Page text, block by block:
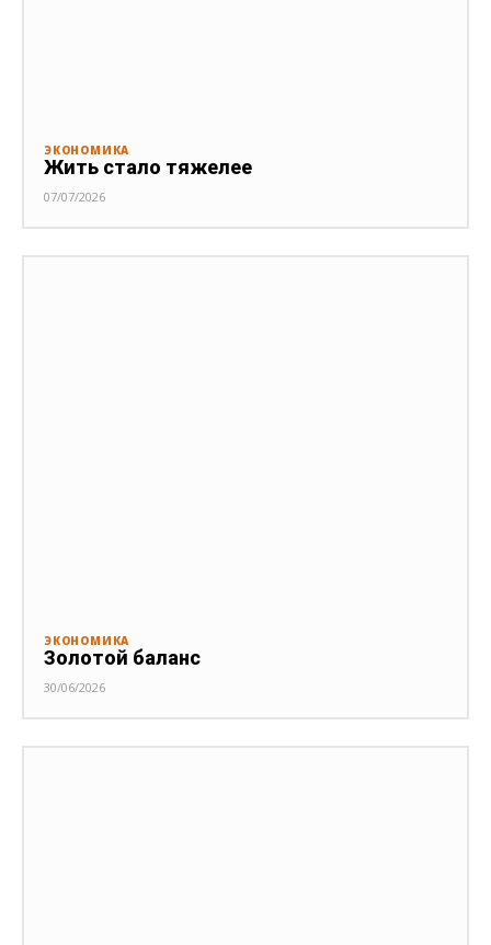
ЭКОНОМИКА
Жить стало тяжелее
07/07/2026
ЭКОНОМИКА
Золотой баланс
30/06/2026